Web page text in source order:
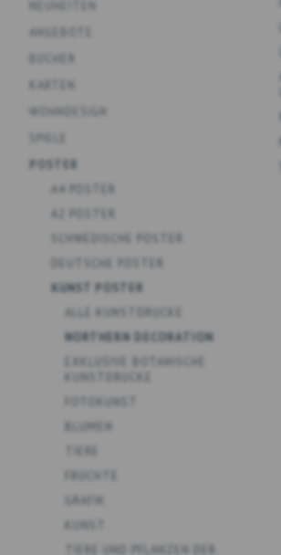
ANGEBOTE
KARTEN
WOHNDESIGN
POSTER
A4 POSTER
A2 POSTER
SCHWEDISCHE POSTER
KUNST POSTER
ALLE KUNSTDRUCKE
NORTHERN DECORATION
EXKLUSIVE BOTANISCHE
KUNSTDRUCKE
FOTOKUNST
BLUMEN
GRAFIK
KUNST
TIERE UND PFLANZEN DER